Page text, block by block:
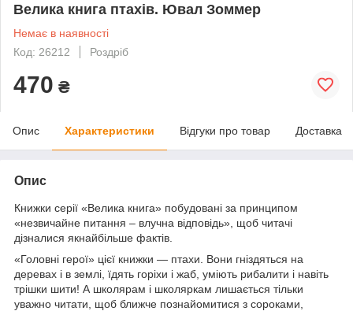
Велика книга птахів. Ювал Зоммер
Немає в наявності
Код: 26212
Роздріб
470 ₴
Опис Характеристики Відгуки про товар Доставка
Опис
Книжки серії «Велика книга» побудовані за принципом
«незвичайне питання – влучна відповідь», щоб читачі
дізналися якнайбільше фактів.
«Головні герої» цієї книжки — птахи. Вони гніздяться на
деревах і в землі, їдять горіхи і жаб, уміють рибалити і навіть
трішки шити! А школярам і школяркам лишається тільки
уважно читати, щоб ближче познайомитися з сороками,